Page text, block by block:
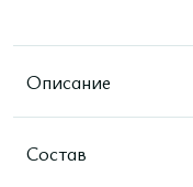
Описание
Состав